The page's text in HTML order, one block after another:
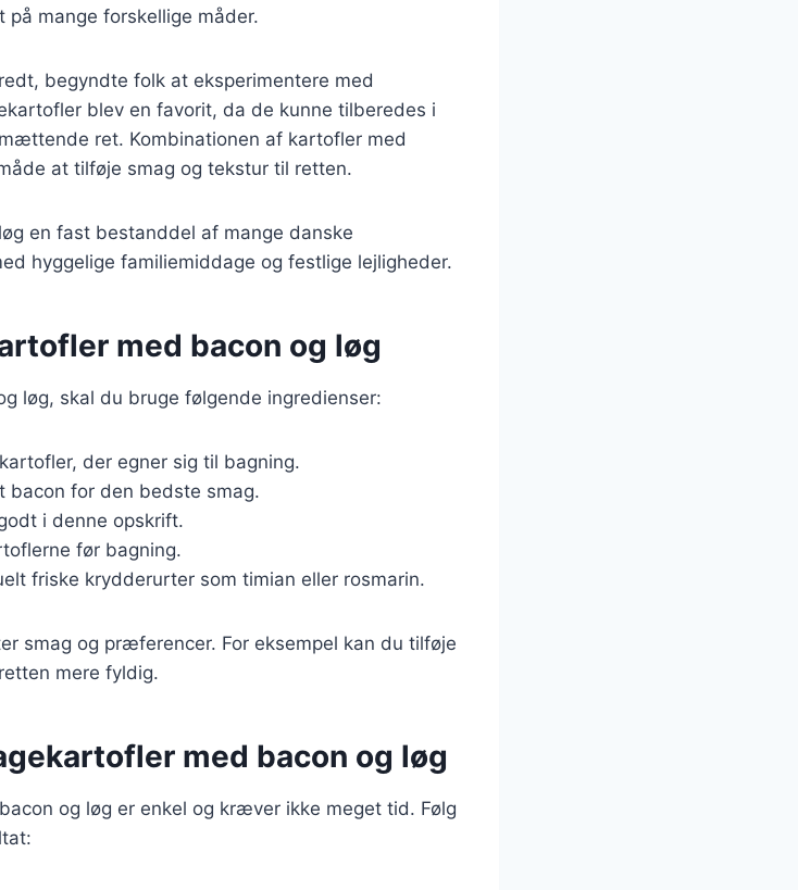
mange forskellige måder.
begyndte folk at eksperimentere med
blev en favorit, da de kunne tilberedes i
ret. Kombinationen af kartofler med
at tilføje smag og tekstur til retten.
en fast bestanddel af mange danske
hyggelige familiemiddage og festlige lejligheder.
med bacon og løg
løg, skal du bruge følgende ingredienser:
der egner sig til bagning.
bacon for den bedste smag.
i denne opskrift.
før bagning.
friske krydderurter som timian eller rosmarin.
smag og præferencer. For eksempel kan du tilføje
mere fyldig.
med bacon og løg
og løg er enkel og kræver ikke meget tid. Følg